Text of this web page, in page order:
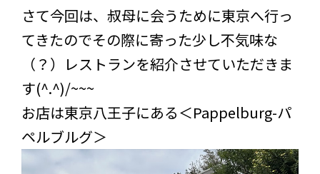
さて今回は、叔母に会うために東京へ行っ
てきたのでその際に寄った少し不気味な
（？）レストランを紹介させていただきま
す(^.^)/~~~
お店は東京八王子にある＜Pappelburg-パ
ペルブルグ＞